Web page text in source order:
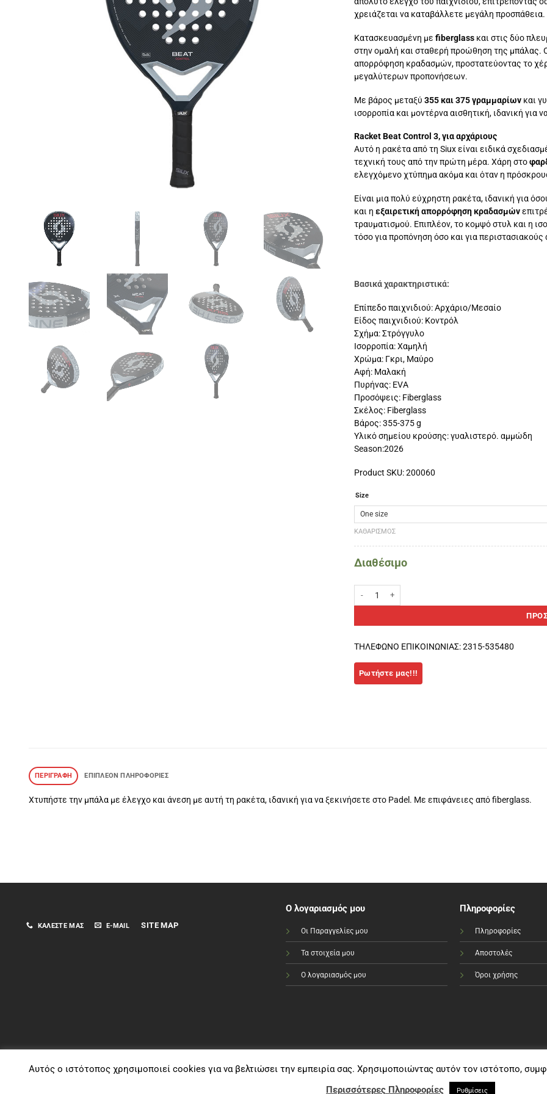
χρειάζεται να καταβάλλετε μεγάλη προσπάθεια.
Κατασκευασμένη με fiberglass και στις δύο
στην ομαλή και σταθερή προώθηση της μπάλας.
απορρόφηση κραδασμών, προστατεύοντας το
μεγαλύτερων προπονήσεων.
Με βάρος μεταξύ355 και 375 γραμμαρίων και
ισορροπία και μοντέρνα αισθητική, ιδανική
Racket Beat Control 3, για αρχάριους
Αυτό η ρακέτα από τη Siux είναι ειδικά
τεχνική τους από την πρώτη μέρα. Χάρη στο
ελεγχόμενο χτύπημα ακόμα και όταν η
Είναι μια πολύ εύχρηστη ρακέτα, ιδανική για
και ηεξαιρετική απορρόφηση κραδασμών
τραυματισμού. Επιπλέον, το κομψό στυλ και η
τόσο για προπόνηση όσο και για
Βασικά χαρακτηριστικά:
Επίπεδο παιχνιδιού: Αρχάριο/Μεσαίο
Είδος παιχνιδιού: Κοντρόλ
Σχήμα: Στρόγγυλο
Ισορροπία: Χαμηλή
Χρώμα: Γκρι, Μαύρο
Αφή: Μαλακή
Πυρήνας: EVA
Προσόψεις: Fiberglass
Σκέλος: Fiberglass
Βάρος: 355-375 g
Υλικό σημείου κρούσης: γυαλιστερό. αμμώδη
Season:2026
Product SKU: 200060
Size
ΚΑΘΑΡΙΣΜΌΣ
Διαθέσιμο
ΤΗΛΕΦΩΝΟ ΕΠΙΚΟΙΝΩΝΙΑΣ: 2315-535480
ΠΕΡΙΓΡΑΦΉ ΕΠΙΠΛΈΟΝ ΠΛΗΡΟΦΟΡΊΕΣ
Χτυπήστε την μπάλα με έλεγχο και άνεση με αυτή τη ρακέτα, ιδανική για να ξεκινήσετε στο Padel. Με επιφάνειες από fiberglass.
ΚΑΛΈΣΤΕ ΜΑΣ E-MAIL SITE MAP
Ο λογαριασμός μου
Οι Παραγγελίες μου
Τα στοιχεία μου
Ο λογαριασμός μου
Πληροφορίες
Πληροφορίες
Αποστολές
Όροι χρήσης
Visa PayPal MasterCardBank
Transfer
Cash
On
Copyright e-sportshop.gr 2021©
Αυτός ο ιστότοπος χρησιμοποιεί cookies για να βελτιώσει την εμπειρία σας. Χρησιμοποιώντας αυτόν τον ιστότοπο,
Περισσότερες Πληροφορίες Ρυθμίσεις